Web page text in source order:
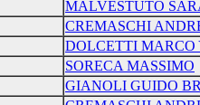
MALVESTUTO
CREMASCHI
DOLCETTI MARCO
SORECA MASSIMO
GIANOLI GUIDO